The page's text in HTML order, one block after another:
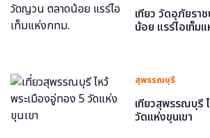
เที่ยว วัดอุภัยรา
น้อย แรร์ไอเท็ม
สุพรรณบุรี
เที่ยวสุพรรณบุรี
วัดแห่งขุนเขา